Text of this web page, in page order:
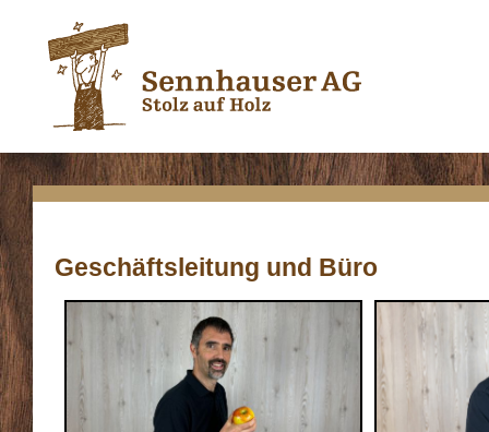
Geschäftsleitung und Büro